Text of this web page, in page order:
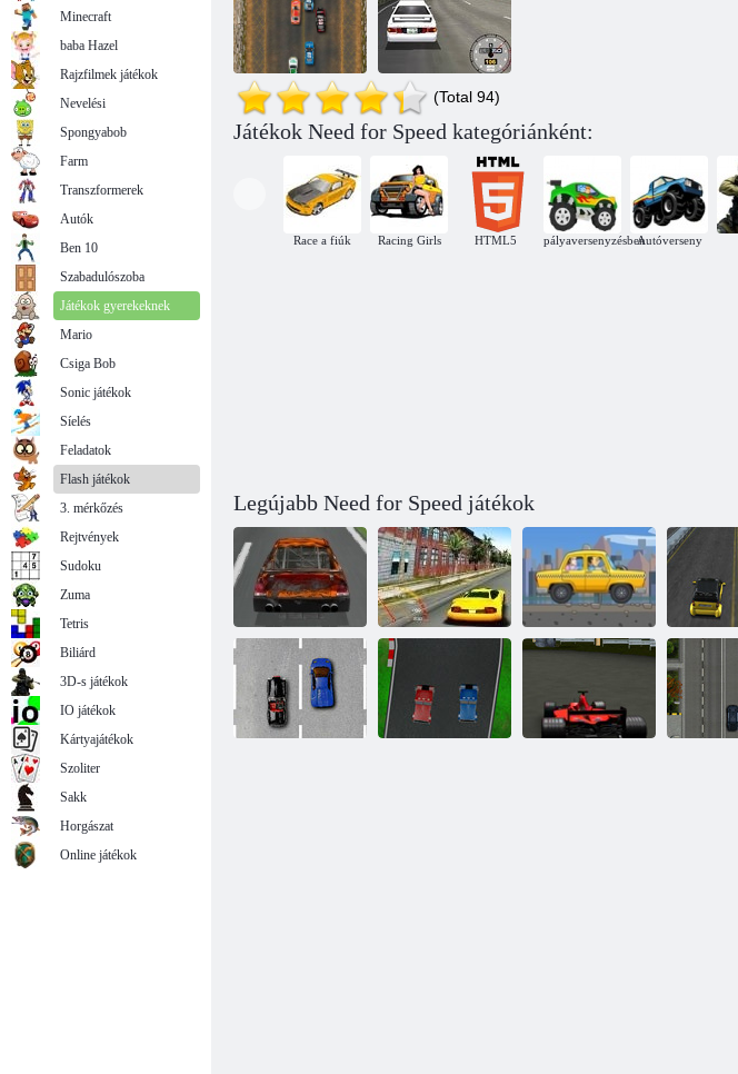
Super Drift 3D
(Total 94)
Játékok Need for Speed kategóriánként:
Race a fiúk Racing Girls HTML5 pályaversenyzésbenAutóverseny
Legújabb Need for Speed ​​játékok
American
Racing
Láz sebesség Taxi expressz kitérő
Minecraft
baba Hazel
Rajzfilmek játékok
Nevelési
Spongyabob
Farm
Transzformerek
Autók
Ben 10
Szabadulószoba
Játékok gyerekeknek
Mario
Csiga Bob
Sonic játékok
Síelés
Feladatok
Flash játékok
3. mérkőzés
Rejtvények
Sudoku
Zuma
Tetris
Biliárd
3D-s játékok
IO játékok
Kártyajátékok
Szoliter
Sakk
Horgászat
Online játékok